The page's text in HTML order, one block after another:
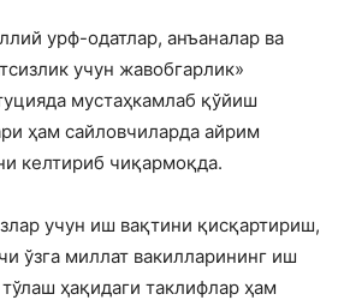
урф-одатлар, анъаналар ва
учун жавобгарлик»
мустаҳкамлаб қўйиш
ҳам сайловчиларда айрим
келтириб чиқармоқда.
учун иш вақтини қисқартириш,
ўзга миллат вакилларининг иш
ҳақидаги таклифлар ҳам